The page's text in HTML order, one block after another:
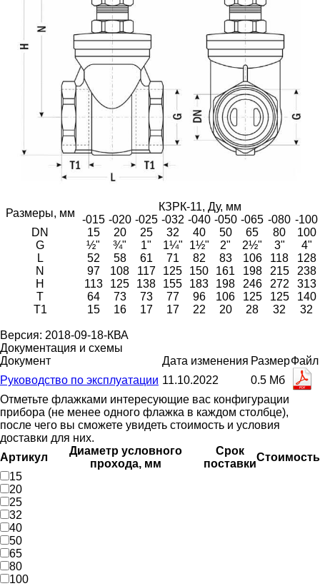
Размеры, мм
КЗРК-11, Ду, мм
-015 -020 -025 -032 -040 -050 -065 -080 -100
DN
15 20 25 32 40 50 65 80
100
G
½" ¾" 1" 1¼" 1½" 2" 2½" 3"
4"
L
52 58 61 71 82 83 106 118
128
N
97 108 117 125 150 161 198 215
238
H
113 125 138 155 183 198 246 272
313
T
64 73 73 77 96 106 125 125
140
T1
15 16 17 17 22 20 28 32 32
Версия: 2018-09-18-КВА
Документация и схемы
Документ
Дата изменения РазмерФайл
Руководство по эксплуатации 11.10.2022
0.5 Мб
Отметьте флажками интересующие вас конфигурации
прибора (не менее одного флажка в каждом столбце),
после чего вы сможете увидеть стоимость и условия
доставки для них.
Артикул
Диаметр условного
прохода, мм
Срок
поставки
Стоимость
15
20
25
32
40
50
65
80
100